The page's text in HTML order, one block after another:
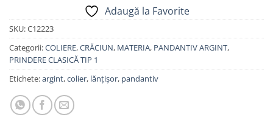
Adaugă la Favorite
SKU:C12223
Categorii:COLIERE,CRĂCIUN, MATERIA, PANDANTIV ARGINT,
PRINDERE CLASICĂ TIP 1
Etichete:argint,colier, lănțișor, pandantiv